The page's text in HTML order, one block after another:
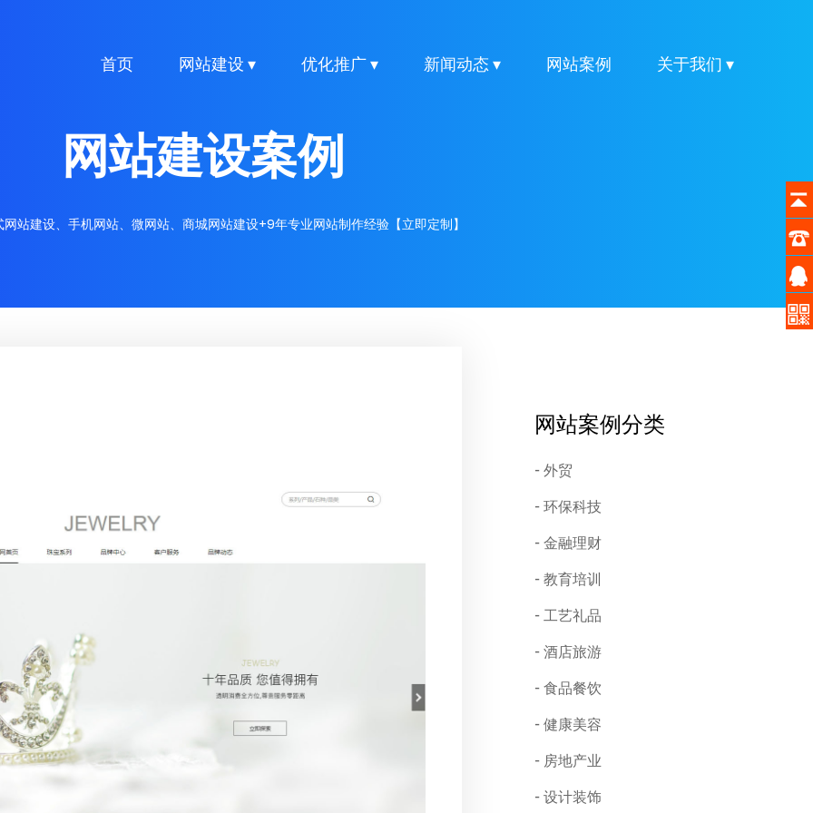
首页 网站建设 ▾ 优化推广 ▾ 新闻动态 ▾ 网站案例 关于我们 ▾
网站建设案例
站建设、手机网站、微网站、商城网站建设+9年专业网站制作经验【立即定制】
网站案例分类
外贸
环保科技
金融理财
教育培训
工艺礼品
酒店旅游
食品餐饮
健康美容
房地产业
设计装饰